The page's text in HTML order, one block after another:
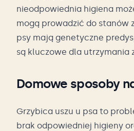
nieodpowiednia higiena
mogą prowadzić do stanów
psy mają genetyczne
są kluczowe dla utrzymania
Domowe sposoby
Grzybica uszu u psa to
brak odpowiedniej higieny